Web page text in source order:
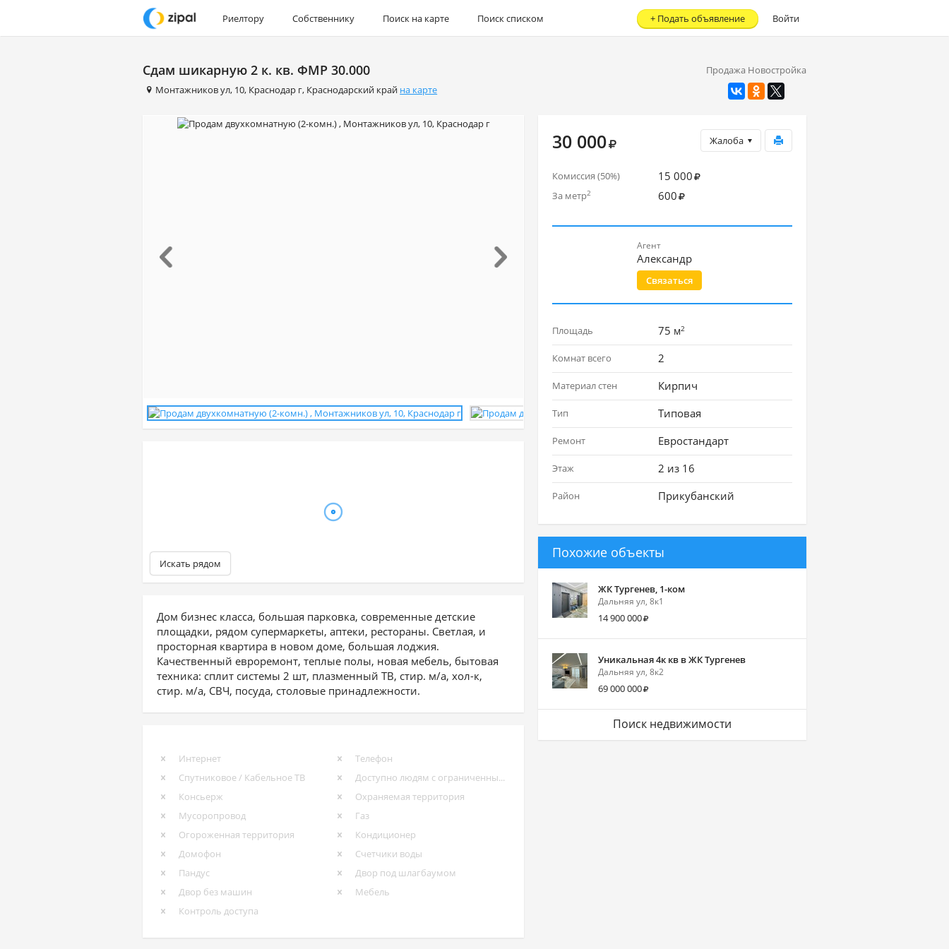
Риелтору Собственнику Поиск на карте Поиск списком Войти
+ Подать объявление
Продажа Новостройка
Сдам шикарную 2 к. кв. ФМР 30.000
Монтажников ул, 10, Краснодар г, Краснодарский край на карте
Искать рядом
Дом бизнес класса, большая парковка, современные детские
площадки, рядом супермаркеты, аптеки, рестораны. Светлая, и
просторная квартира в новом доме, большая лоджия.
Качественный евроремонт, теплые полы, новая мебель, бытовая
техника: сплит системы 2 шт, плазменный ТВ, стир. м/а, хол-к,
стир. м/а, СВЧ, посуда, столовые принадлежности.
Интернет
Телефон
Спутниковое / Кабельное ТВ
Доступно людям с ограниченными возможностями
Консьерж
Охраняемая территория
Мусоропровод
Газ
Огороженная территория
Кондиционер
Домофон
Счетчики воды
Пандус
Двор под шлагбаумом
Двор без машин
Мебель
Контроль доступа
Жалоба
30 000
Комиссия (50%) 15 000
За метр2 600
Агент
Александр
Связаться
Площадь 75 м2
Комнат всего 2
Материал стен Кирпич
Тип Типовая
Ремонт Евростандарт
Этаж 2 из 16
Район Прикубанский
Похожие объекты
ЖК Тургенев, 1-ком
Дальняя ул, 8к1
14 900 000
Уникальная 4к кв в ЖК Тургенев
Дальняя ул, 8к2
69 000 000
Поиск недвижимости